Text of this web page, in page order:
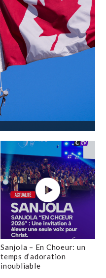
Sanjola – En Choeur: un
temps d’adoration
inoubliable